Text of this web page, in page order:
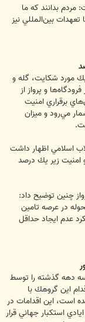
بدانند كه ما
تعهدات بين‌المللي نيز
مورد شكايت، گله و
و پرواز از
برقراري امنيت
مي‌رود و ميزان
اسلامي اظهار داشت
امنيت زير يك درصد
چنين توضيح داد:
در عرصه تامين
عدم ايجاد حداقل
دهه گذشته را توسط
اين گروهك با
است، اين اقدامات در
استكبار جهاني قرار